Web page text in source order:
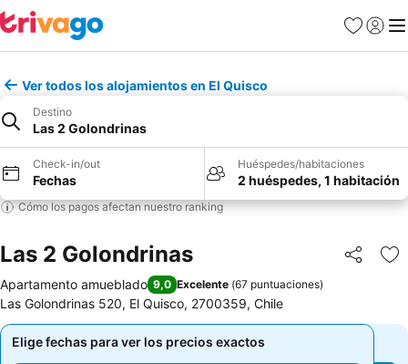
Favoritos
Iniciar
Ver todos los alojamientos en El Quisco
Destino
Las 2 Golondrinas
Check-in/out
Fechas
Huéspedes/habitaciones
2 huéspedes, 1 habitación
Cómo los pagos afectan nuestro ranking
Las 2 Golondrinas Compartir
Apartamento amueblado 9,0 Excelente (67 puntuaciones)
Las Golondrinas 520, El Quisco, 2700359, Chile
Elige fechas para ver los precios exactos
Elige fechas para ver los precios exactos